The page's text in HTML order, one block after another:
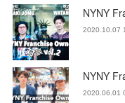
NYNY
2020.10.07
NYNY
2020.06.01